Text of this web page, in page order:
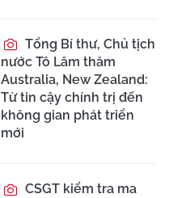
Tổng Bí thư, Chủ tịch
nước Tô Lâm thăm
Australia, New Zealand:
Từ tin cậy chính trị đến
không gian phát triển
mới
CSGT kiểm tra ma